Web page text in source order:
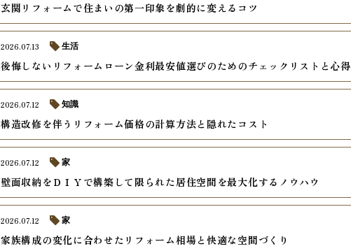
玄関リフォームで住まいの第一印象を劇的に変えるコツ
後悔しないリフォームローン金利最安値選びのためのチェックリストと心得
2026.07.13 生活
構造改修を伴うリフォーム価格の計算方法と隠れたコスト
2026.07.12 知識
壁面収納をＤＩＹで構築して限られた居住空間を最大化するノウハウ
2026.07.12 家
家族構成の変化に合わせたリフォーム相場と快適な空間づくり
2026.07.12 家